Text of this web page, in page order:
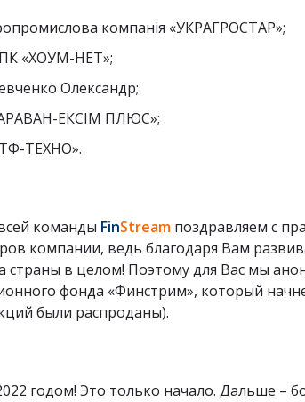
компанія «УКРАГРОСТАР»;
«ХОУМ-НЕТ»;
Олександр;
ЕКСІМ ПЛЮС»;
ТЕХНО».
команды FinStream поздравляем с
компании, ведь благодаря Вам
страны в целом! Поэтому для Вас мы
фонда «Финстрим», который
были распроданы).
годом! Это только начало. Дальше –